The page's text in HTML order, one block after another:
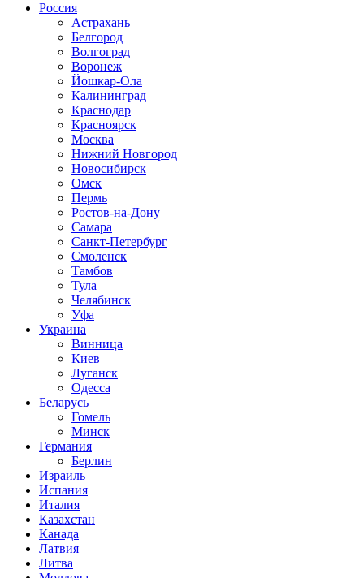
Россия
Астрахань
Белгород
Волгоград
Воронеж
Йошкар-Ола
Калининград
Краснодар
Красноярск
Москва
Нижний Новгород
Новосибирск
Омск
Пермь
Ростов-на-Дону
Самара
Санкт-Петербург
Смоленск
Тамбов
Тула
Челябинск
Уфа
Украина
Винница
Киев
Луганск
Одесса
Беларусь
Гомель
Минск
Германия
Берлин
Израиль
Испания
Италия
Казахстан
Канада
Латвия
Литва